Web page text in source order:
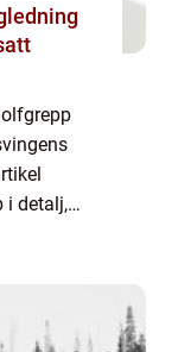
i detalj,